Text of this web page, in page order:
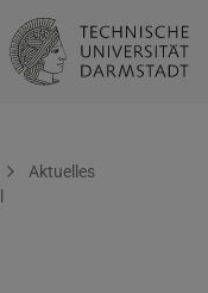
Aktuelles